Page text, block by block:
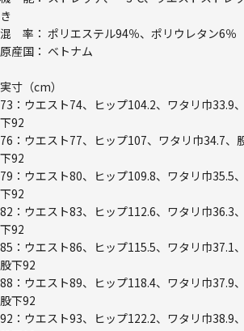
き
混 率： ポリエステル94％、ポリウレタン6％
原産国： ベトナム
実寸（cm）
73：ウエスト74、ヒップ104.2、ワタリ巾33.9
下92
76：ウエスト77、ヒップ107、ワタリ巾34.7、
下92
79：ウエスト80、ヒップ109.8、ワタリ巾35.5
下92
82：ウエスト83、ヒップ112.6、ワタリ巾36.3
下92
85：ウエスト86、ヒップ115.5、ワタリ巾37.1
股下92
88：ウエスト89、ヒップ118.4、ワタリ巾37.9
股下92
92：ウエスト93、ヒップ122.2、ワタリ巾38.9